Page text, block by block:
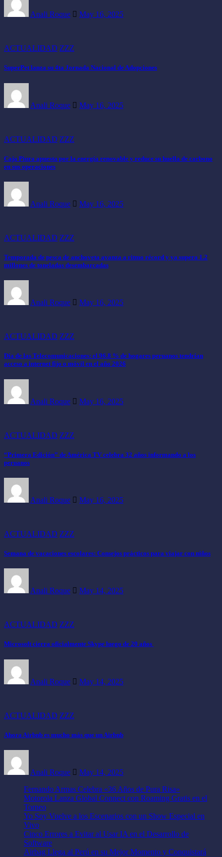
Anali Roque May 16, 2025
ACTUALIDAD ZZZ
SuperPet lanza su 4ta Jornada Nacional de Adopciones
Anali Roque May 16, 2025
ACTUALIDAD ZZZ
Caja Piura apuesta por la energía renovable y reduce su huella de carbono
en sus operaciones
Anali Roque May 16, 2025
ACTUALIDAD ZZZ
Temporada de pesca de anchoveta avanza a ritmo récord y ya supera 1.2
millones de toneladas desembarcadas
Anali Roque May 16, 2025
ACTUALIDAD ZZZ
Día de las Telecomunicaciones: el 96.8 % de hogares peruanos tendrían
acceso a internet fijo o móvil en el año 2026
Anali Roque May 16, 2025
ACTUALIDAD ZZZ
“Primera Edición” de América TV celebra 32 años informando a los
peruanos
Anali Roque May 16, 2025
ACTUALIDAD ZZZ
Semana de vacaciones escolares: Consejos prácticos para viajar con niños
Anali Roque May 14, 2025
ACTUALIDAD ZZZ
Microsoft cierra oficialmente Skype luego de 20 años
Anali Roque May 14, 2025
ACTUALIDAD ZZZ
Ahora Airbnb es mucho más que un Airbnb
Anali Roque
May 14, 2025
Fernando Armas Celebra «36 Años de Pura Risa»
Motorola Lanza Global Connect con Roaming Gratis en el
Torneo
Yo Soy Vuelve a los Escenarios con un Show Especial en
Vivo
Cinco Errores a Evitar al Usar IA en el Desarrollo de
Software
Airbag Llega al Perú en su Mejor Momento y Conquistará